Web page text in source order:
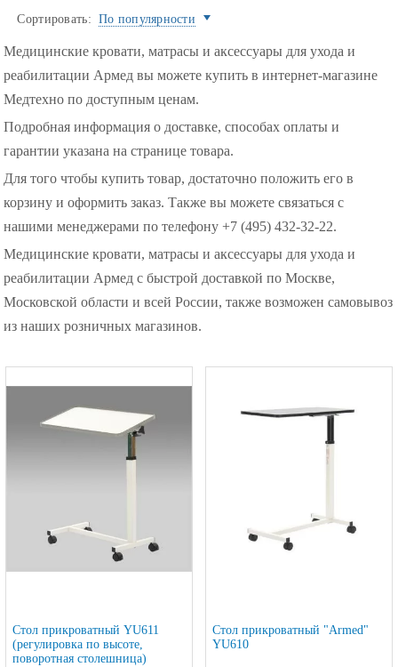
Сортировать: По популярности
Медицинские кровати, матрасы и аксессуары для ухода и
реабилитации Армед вы можете купить в интернет-магазине
Медтехно по доступным ценам.
Подробная информация о доставке, способах оплаты и
гарантии указана на странице товара.
Для того чтобы купить товар, достаточно положить его в
корзину и оформить заказ. Также вы можете связаться с
нашими менеджерами по телефону +7 (495) 432-32-22.
Медицинские кровати, матрасы и аксессуары для ухода и
реабилитации Армед с быстрой доставкой по Москве,
Московской области и всей России, также возможен самовывоз
из наших розничных магазинов.
Стол прикроватный YU611
(регулировка по высоте,
поворотная столешница)
Стол прикроватный "Armed"
YU610